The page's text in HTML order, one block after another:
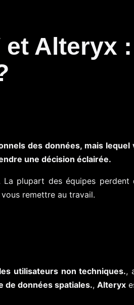
Alteryx
des données, mais
une décision éclairée.
La plupart des équipes
remettre au travail.
utilisateurs non techniques.,
de données spatiales., Alteryx